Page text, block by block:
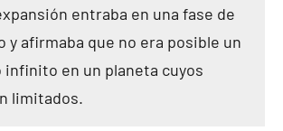
entraba en una fase de
y afirmaba que no era posible un
en un planeta cuyos
limitados.